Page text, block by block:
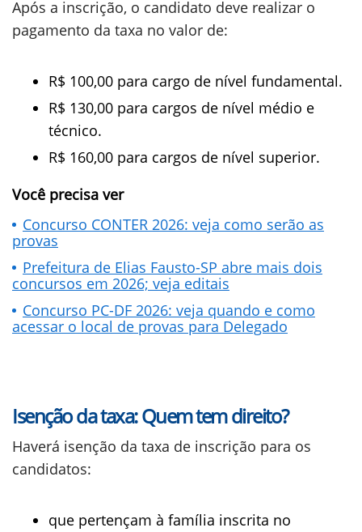
Após a inscrição, o candidato deve realizar o
pagamento da taxa no valor de:
R$ 100,00 para cargo de nível fundamental.
R$ 130,00 para cargos de nível médio e
técnico.
R$ 160,00 para cargos de nível superior.
Você precisa ver
Concurso CONTER 2026: veja como serão as
provas
Prefeitura de Elias Fausto-SP abre mais dois
concursos em 2026; veja editais
Concurso PC-DF 2026: veja quando e como
acessar o local de provas para Delegado
Isenção da taxa: Quem tem direito?
Haverá isenção da taxa de inscrição para os
candidatos:
que pertençam à família inscrita no